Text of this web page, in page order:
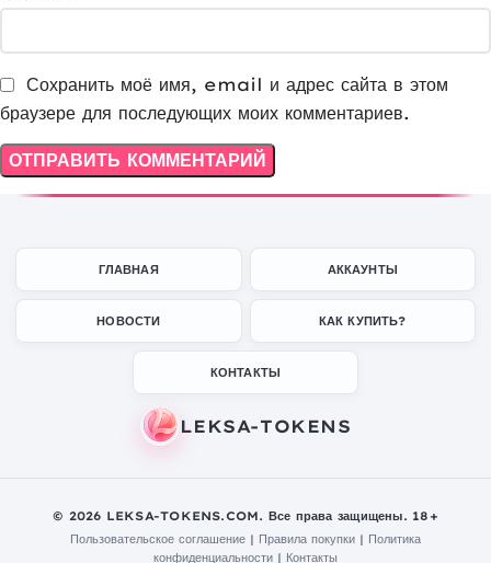
Сохранить моё имя, email и адрес сайта в этом
браузере для последующих моих комментариев.
ГЛАВНАЯ АККАУНТЫ
НОВОСТИ КАК КУПИТЬ?
КОНТАКТЫ
© 2026 LEKSA-TOKENS.COM. Все права защищены. 18+
Пользовательское соглашение | Правила покупки | Политика
конфиденциальности | Контакты